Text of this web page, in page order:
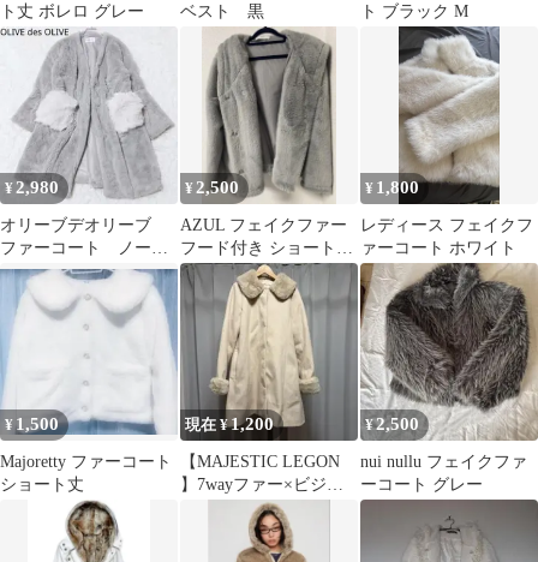
ト丈 ボレロ グレー
ベスト 黒
ト ブラック M
¥2,980
オリーブデオリーブ
ファーコート ノーカ
ラー フェイク カジ
ュアル グレー 配色
¥ 2,500
AZUL フェイクファー
フード付き ショートコ
ート グレー
¥ 1,800
レディース フェイクフ
ァーコート ホワイト
¥1,500
Majoretty ファーコート
ショート丈
現在 ¥1,200
【MAJESTIC LEGON
】7wayファー×ビジュ
¥2,500
nui nullu フェイクファ
ーコート グレー